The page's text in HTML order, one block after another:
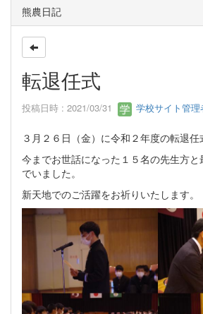
熊農日記
転退任式
投稿日時 : 2021/03/31 学校サイト管理
３月２６日（金）に令和２年度の転退任
今までお世話になった１５名の先生方
でいました。
新天地でのご活躍をお祈りいたします。